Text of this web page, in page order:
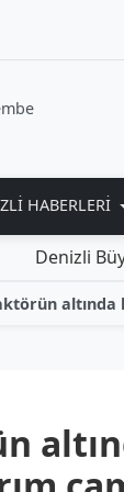
HABERLERI
Büyükşehir